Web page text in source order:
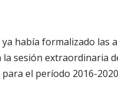
había formalizado las
sesión extraordinaria
el período 2016-